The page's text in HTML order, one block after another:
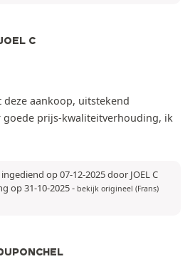
C
deze aankoop, uitstekend
prijs-kwaliteitverhouding, ik
op 07-12-2025 door JOEL C
op 31-10-2025- bekijk origineel (Frans)